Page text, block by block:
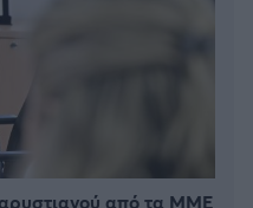
από τα ΜΜΕ